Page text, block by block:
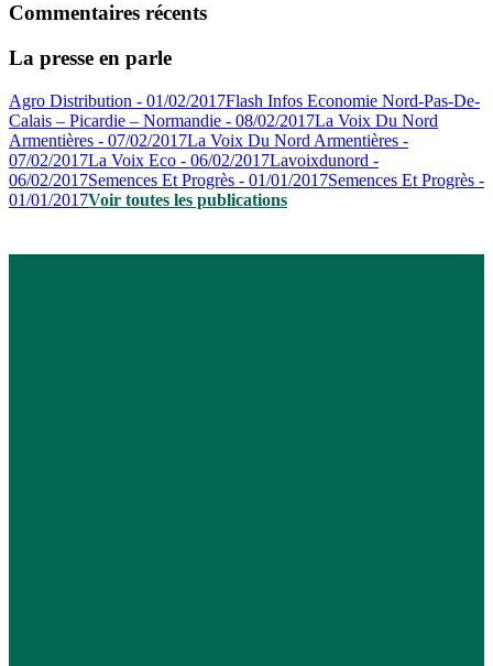
Commentaires récents
La presse en parle
Agro Distribution - 01/02/2017Flash Infos Economie Nord-Pas-De-
Calais – Picardie – Normandie - 08/02/2017La Voix Du Nord
Armentières - 07/02/2017La Voix Du Nord Armentières -
07/02/2017La Voix Eco - 06/02/2017Lavoixdunord -
06/02/2017Semences Et Progrès - 01/01/2017Semences Et Progrès -
01/01/2017Voir toutes les publications